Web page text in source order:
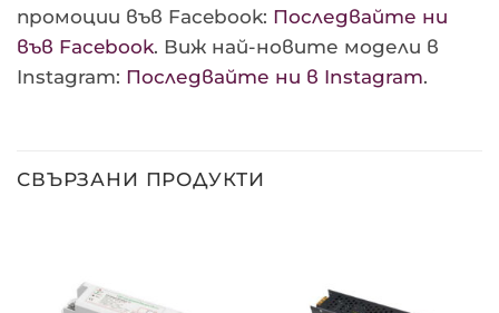
промоции във Facebook: Последвайте ни
във Facebook. Виж най-новите модели в
Instagram: Последвайте ни в Instagram.
СВЪРЗАНИ ПРОДУКТИ